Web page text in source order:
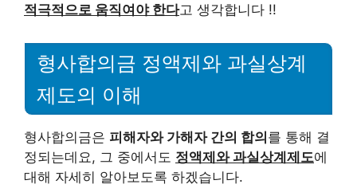
적극적으로 움직여야 한다고 생각합니다 !!
형사합의금 정액제와 과실상계
제도의 이해
형사합의금은 피해자와 가해자 간의 합의 를 통해 결
정되는데요, 그 중에서도 정액제와 과실상계제도에
대해 자세히 알아보도록 하겠습니다.